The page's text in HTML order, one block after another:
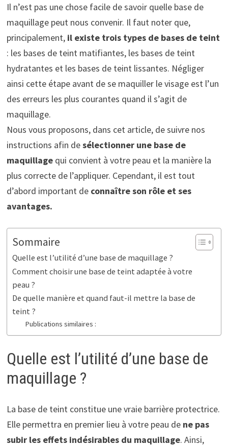
Il n’est pas une chose facile de savoir quelle base de
maquillage peut nous convenir. Il faut noter que,
principalement,il existe trois types de bases de teint
: les bases de teint matifiantes, les bases de teint
hydratantes et les bases de teint lissantes. Négliger
ainsi cette étape avant de se maquiller le visage est l’un
des erreurs les plus courantes quand il s’agit de
maquillage.
Nous vous proposons, dans cet article, de suivre nos
instructions afin desélectionner une base de
maquillagequi convient à votre peau et la manière la
plus correcte de l’appliquer. Cependant, il est tout
d’abord important deconnaître son rôle et ses
avantages.
Sommaire
Quelle est l’utilité d’une base de maquillage ?
Comment choisir une base de teint adaptée à votre
peau ?
De quelle manière et quand faut-il mettre la base de
teint ?
Publications similaires :
Quelle est l’utilité d’une base de
maquillage ?
La base de teint constitue une vraie barrière protectrice.
Elle permettra en premier lieu à votre peau de ne pas
subir les effets indésirables du maquillage. Ainsi,